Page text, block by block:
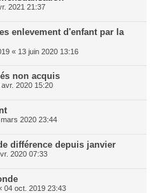
2021 21:37
enlevement d'enfant par la
« 13 juin 2020 13:16
non acquis
avr. 2020 15:20
2020 23:44
différence depuis janvier
2020 07:33
04 oct. 2019 23:43